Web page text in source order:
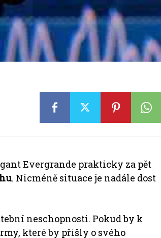
Evergrande prakticky za pět
. Nicméně situace je nadále dost
neschopnosti. Pokud by k
které by přišly o svého